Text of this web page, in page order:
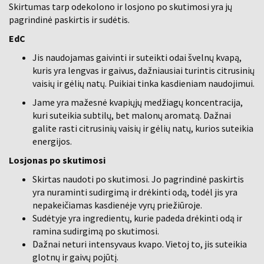
Skirtumas tarp odekolono ir losjono po skutimosi yra jų
pagrindinė paskirtis ir sudėtis.
EdC
Jis naudojamas gaivinti ir suteikti odai švelnų kvapą,
kuris yra lengvas ir gaivus, dažniausiai turintis citrusinių
vaisių ir gėlių natų. Puikiai tinka kasdieniam naudojimui.
Jame yra mažesnė kvapiųjų medžiagų koncentracija,
kuri suteikia subtilų, bet malonų aromatą. Dažnai
galite rasti citrusinių vaisių ir gėlių natų, kurios suteikia
energijos.
Losjonas po skutimosi
Skirtas naudoti po skutimosi. Jo pagrindinė paskirtis
yra nuraminti sudirgimą ir drėkinti odą, todėl jis yra
nepakeičiamas kasdienėje vyrų priežiūroje.
Sudėtyje yra ingredientų, kurie padeda drėkinti odą ir
ramina sudirgimą po skutimosi.
Dažnai neturi intensyvaus kvapo. Vietoj to, jis suteikia
glotnų ir gaivų pojūtį.